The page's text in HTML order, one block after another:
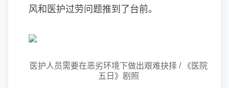
风和医护过劳问题推到了台前。
医护人员需要在恶劣环境下做出艰难抉择 / 《医院
五日》剧照